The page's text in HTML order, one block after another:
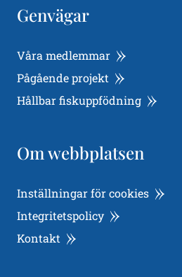
Genvägar
Våra medlemmar
Pågående projekt
Hållbar fiskuppfödning
Om webbplatsen
Inställningar för cookies
Integritetspolicy
Kontakt